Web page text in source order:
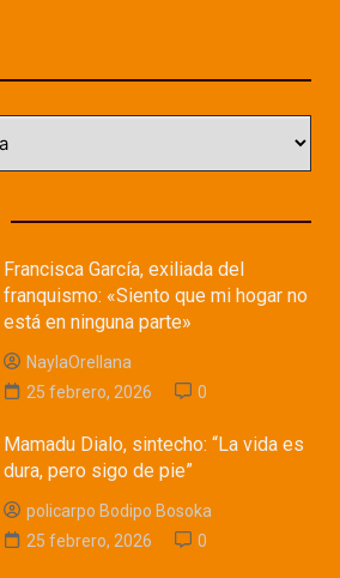
Francisca García, exiliada del
franquismo: «Siento que mi hogar no
está en ninguna parte»
NaylaOrellana
25 febrero, 2026
0
Mamadu Dialo, sintecho: “La vida es
dura, pero sigo de pie”
policarpo Bodipo Bosoka
25 febrero, 2026
0